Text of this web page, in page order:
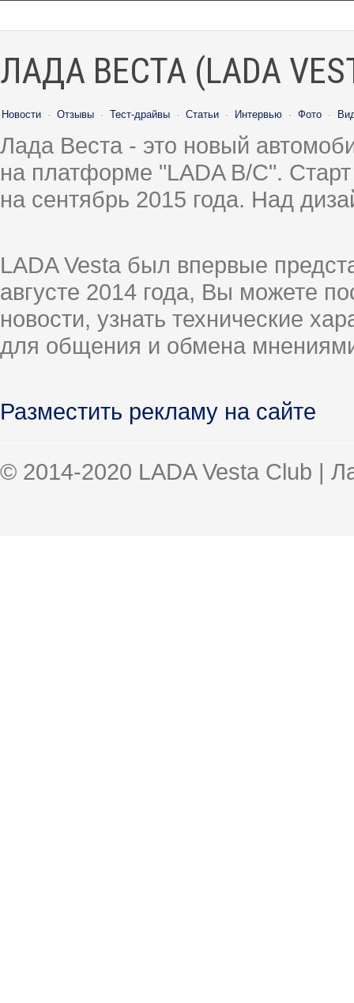
ЛАДА ВЕСТА (LADA
Новости · Отзывы · Тест-драйвы · Статьи · Интервью · Фото ·
Лада Веста - это новый
на платформе "LADA B/C".
на сентябрь 2015 года. Над
LADA Vesta был впервые
августе 2014 года, Вы можете
новости, узнать технические
для общения и обмена
Разместить рекламу на сайте
© 2014-2020 LADA Vesta Club |